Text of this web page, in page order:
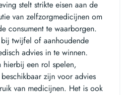
stelt strikte eisen aan de
van zelfzorgmedicijnen om
consument te waarborgen.
twijfel of aanhoudende
advies in te winnen.
hierbij een rol spelen,
zijn voor advies
van medicijnen. Het is ook